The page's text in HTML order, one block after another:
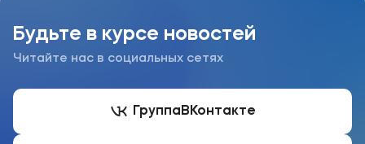
Будьте в курсе новостей
Читайте нас в социальных сетях
Группа ВКонтакте